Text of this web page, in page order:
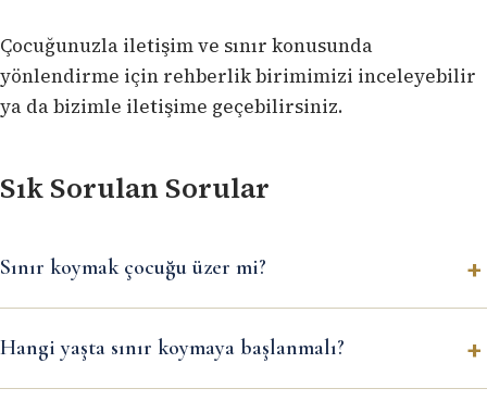
Çocuğunuzla iletişim ve sınır konusunda
yönlendirme için rehberlik birimimizi inceleyebilir
ya dabizimle iletişime geçebilirsiniz.
Sık Sorulan Sorular
Sınır koymak çocuğu üzer mi?
Hangi yaşta sınır koymaya başlanmalı?